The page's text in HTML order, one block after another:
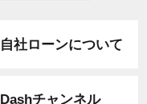
自社ローンについて
Dashチャンネル